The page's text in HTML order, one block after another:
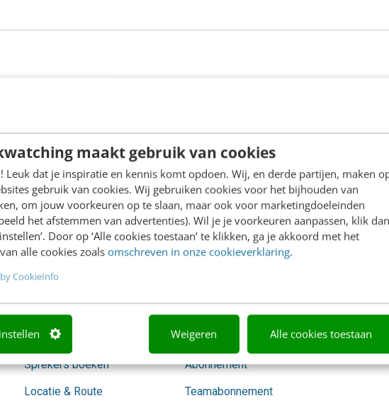
maakt gebruik van cookies
Leuk dat je inspiratie en kennis komt opdoen. Wij, en derde partijen, maken
gebruik van cookies. Wij gebruiken cookies voor het bijhouden van
om jouw voorkeuren op te slaan, maar ook voor marketingdoeleinden
het afstemmen van advertenties). Wil je je voorkeuren aanpassen, klik dan
Door op ‘Alle cookies toestaan’ te klikken, ga je akkoord met het
alle cookies zoalsomschreven in onze cookieverklaring.
CookieInfo
Weigeren Alle cookies toestaan
+31
Academy
Agenda
Mastercourses
Trainingen
Incompany
Sprekers boeken
Locatie & Route
Video Academy
AI
Content & Communicatie
Social media
Abonnement
Teamabonnement
Events
AI